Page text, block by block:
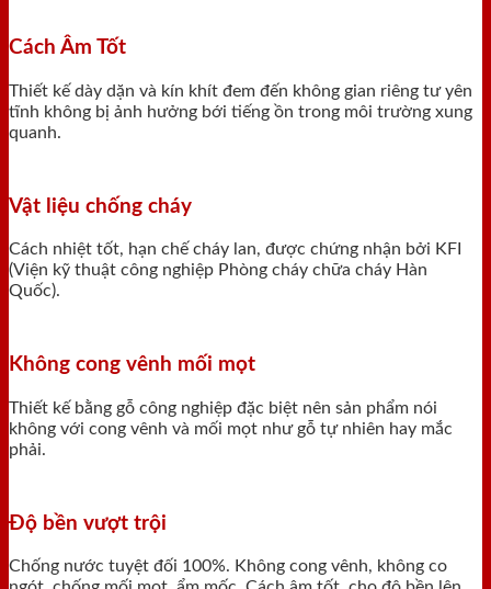
Cách Âm Tốt
Thiết kế dày dặn và kín khít đem đến không gian riêng tư yên
tĩnh không bị ảnh hưởng bới tiếng ồn trong môi trường xung
quanh.
Vật liệu chống cháy
Cách nhiệt tốt, hạn chế cháy lan, được chứng nhận bởi KFI
(Viện kỹ thuật công nghiệp Phòng cháy chữa cháy Hàn
Quốc).
Không cong vênh mối mọt
Thiết kế bằng gỗ công nghiệp đặc biệt nên sản phẩm nói
không với cong vênh và mối mọt như gỗ tự nhiên hay mắc
phải.
Độ bền vượt trội
Chống nước tuyệt đối 100%. Không cong vênh, không co